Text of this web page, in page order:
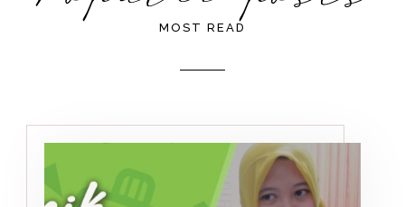
MOST READ